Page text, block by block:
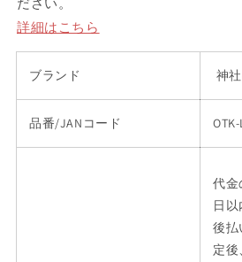
詳細はこちら
ブランド 神
品番/JANコード OTK-
代金
日
後払
定後